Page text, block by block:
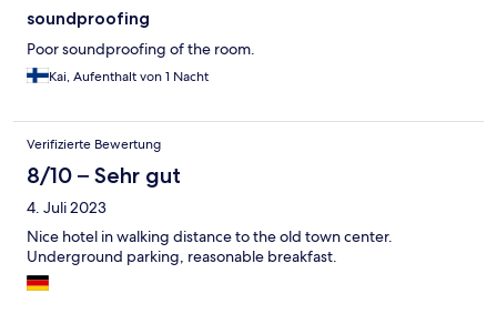
soundproofing
Poor soundproofing of the room.
Kai, Aufenthalt von 1 Nacht
Verifizierte Bewertung
8/10 – Sehr gut
4. Juli 2023
Nice hotel in walking distance to the old town center.
Underground parking, reasonable breakfast.